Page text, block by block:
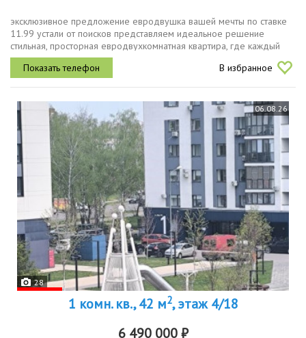
эксклюзивное предложение евродвушка вашей мечты по ставке
11.99 устали от поисков представляем идеальное решение
стильная, просторная евродвухкомнатная квартира, где каждый
уголок создан для вашей комфортной жизни и самое главное это
уникальная...
В избранное
06.08.26
28
1 комн. кв., 42 м2, этаж 4/18
6 490 000 ₽